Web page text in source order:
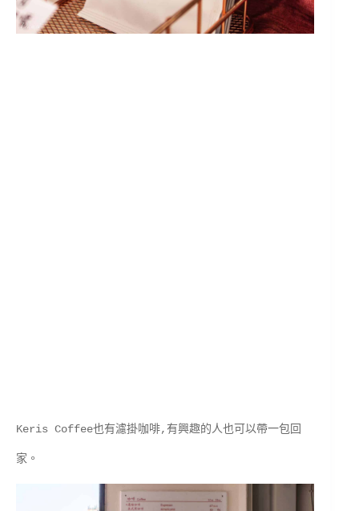
Keris Coffee也有濾掛咖啡,有興趣的人也可以帶一包回
家。